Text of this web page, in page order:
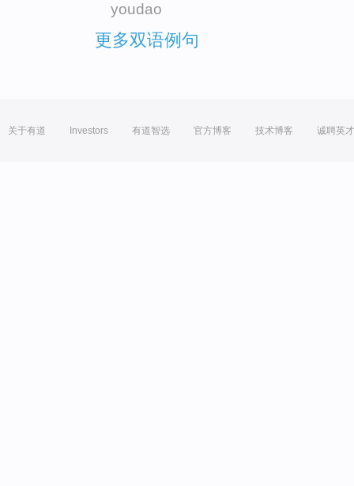
youdao
更多双语例句
关于有道 Investors 有道智选 官方博客 技术博客 诚聘英才